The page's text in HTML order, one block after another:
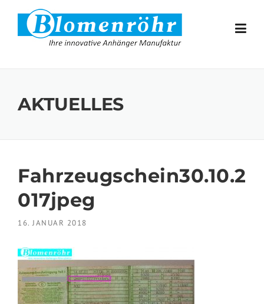
Skip to content
AKTUELLES
Fahrzeugschein30.10.2
017jpeg
16. JANUAR 2018